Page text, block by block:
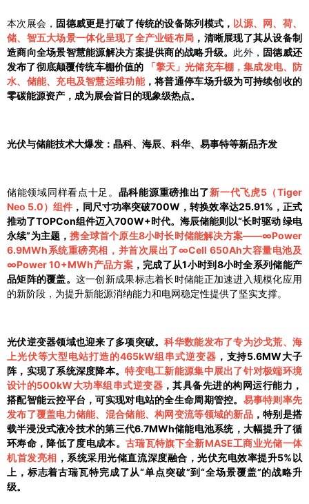
本次展会， 固德威更是打破了传统的设备陈列模式， 以源、网、荷、
储、智五大场景一体化呈现了全产业链布局 ，清晰展现了其从设备制
造商向全场景智慧能源解决方案提供商的战略升级。 此外， 固德威还
发布了彻底颠覆传统车棚价值的 「擎天」光储充车棚，集成发电、防
水、储能、充电及智慧运维功能，将普通停车场升级为可持续创收的
零碳能源资产，成为展会首日的现象级热点。
光伏与储能技术大爆发：晶科、海辰、科华、易事特等新品齐发
储能领域同样看点十足。 晶科能源重磅推出了新一代飞虎5（Tiger
Neo 5.0）组件 ，同尺寸功率突破700W，转换效率达25.91%，正式
推动了TOPCon组件迈入700W+时代。海辰储能则以“长时驱动 绿电
永续”为主题，携全球首个原生8小时长时储能解决方案——∞Power
6.9MWh系统重磅亮相，并首次展出了∞Cell 650Ah大容量电池及
∞Power 10+MWh产品方案，完成了从1小时到8小时全系列储能产
品矩阵的覆盖。 这一创新成果标志着长时储能正加速进入规模化应用
的新阶段，为提升新能源消纳能力和电网稳定性提供了坚实支撑。
光伏逆变器领域也迎来了多项突破。科华数能发布了专为沙戈荒、海
上光伏等大型电站打造的465kW组串式逆变器 ，支持5.6MW大子
阵，实现了系统深度降本。特变电工新能源集中展出了针对极端环境
设计的500kW大功率组串式逆变器 ，其具备先进的构网运行能力，
搭配智能云控平台，可实现对电站的全生命周期管控。 易事特则率先
发布了覆盖电力储能、混合储能、构网变流等领域的新品，特别是搭
载半浸没式液冷技术的第三代6.7MWh储能电池系统，大幅提升了循
环寿命，降低了度电成本。 古瑞瓦特旗下全新MASE工商业光储一体
机首发亮相 ，系统采用光储直流深度融合，光伏充电效率提升5%以
上，标志着古瑞瓦特完成了从“单点突破”到“全场景覆盖”的战略升
级。